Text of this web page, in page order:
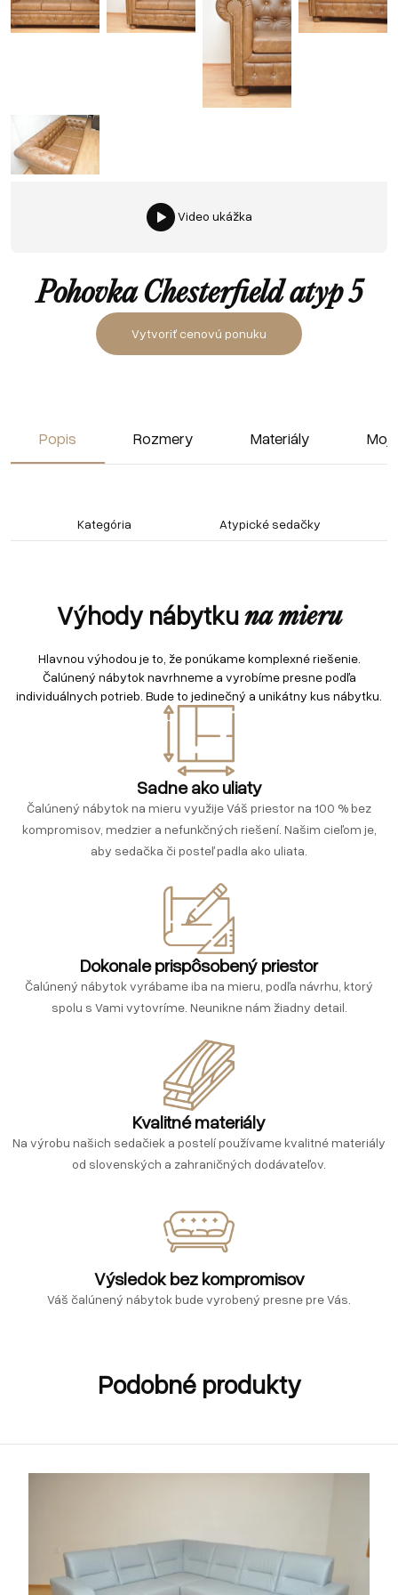
Video ukážka
Pohovka Chesterfield atyp 5
Vytvoriť cenovú ponuku
Popis Rozmery Materiály
Kategória Atypické sedačky
Výhody nábytkuna mieru
Hlavnou výhodou je to, že ponúkame komplexné riešenie.
Čalúnený nábytok navrhneme a vyrobíme presne podľa
individuálnych potrieb. Bude to jedinečný a unikátny kus nábytku.
Sadne ako uliaty
Čalúnený nábytok na mieru využije Váš priestor na 100 % bez
kompromisov, medzier a nefunkčných riešení. Našim cieľom je,
aby sedačka či posteľ padla ako uliata.
Dokonale prispôsobený priestor
Čalúnený nábytok vyrábame iba na mieru, podľa návrhu, ktorý
spolu s Vami vytovríme. Neunikne nám žiadny detail.
Kvalitné materiály
Na výrobu našich sedačiek a postelí používame kvalitné materiály
od slovenských a zahraničných dodávateľov.
Výsledok bez kompromisov
Váš čalúnený nábytok bude vyrobený presne pre Vás.
Podobné produkty